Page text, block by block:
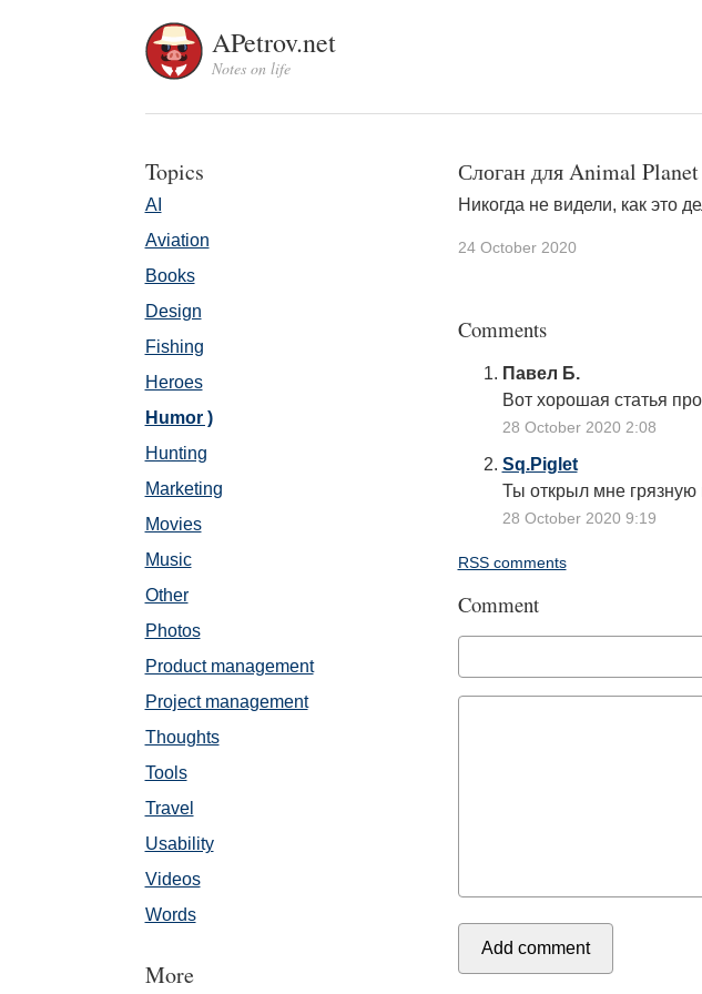
APetrov.net
Notes on life
Topics
AI
Aviation
Books
Design
Fishing
Heroes
Humor )
Hunting
Marketing
Movies
Music
Other
Photos
Product management
Project management
Thoughts
Tools
Travel
Usability
Videos
Words
More
Слоган для Animal Planet
Никогда не видели, как это
24 October 2020
Comments
Павел Б.
Вот хорошая статья
28 October 2020 2:08
Sq.Piglet
Ты открыл мне грязную
28 October 2020 9:19
RSS comments
Comment